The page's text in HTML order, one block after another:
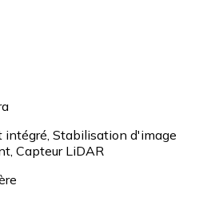
intégré Stabilisation d'image
Capteur LiDAR